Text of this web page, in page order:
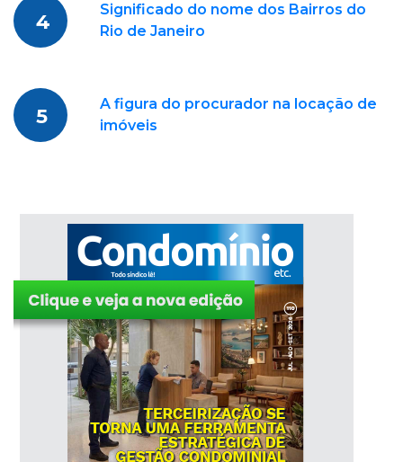
4
Significado do nome dos Bairros do
Rio de Janeiro
5
A figura do procurador na locação de
imóveis